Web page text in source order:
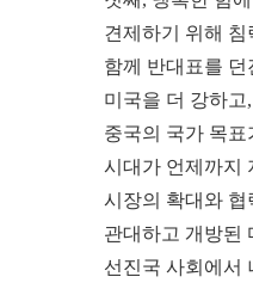
견제하기 위해
함께 반대표를
미국을 더 강하
중국의 국가 목
시대가 언제까지
시장의 확대와 협
관대하고 개방된
선진국 사회에서